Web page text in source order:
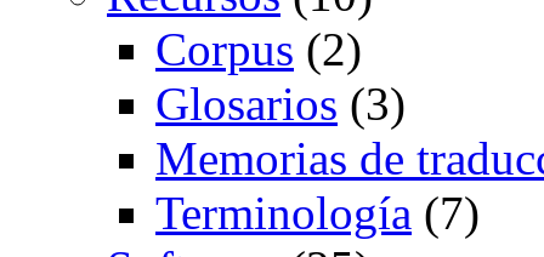
Corpus (2)
Glosarios (3)
Memorias de
Terminología (7)